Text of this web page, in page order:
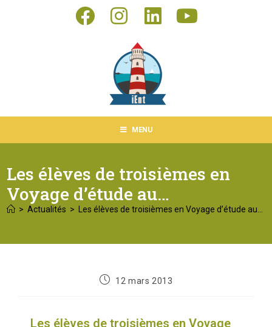
MENU
Les élèves de troisièmes en
Voyage d’étude au…
> Actualités > Les élèves de troisièmes en Voyage d’étude au…
12 mars 2013
Les élèves de troisièmes en Voyage